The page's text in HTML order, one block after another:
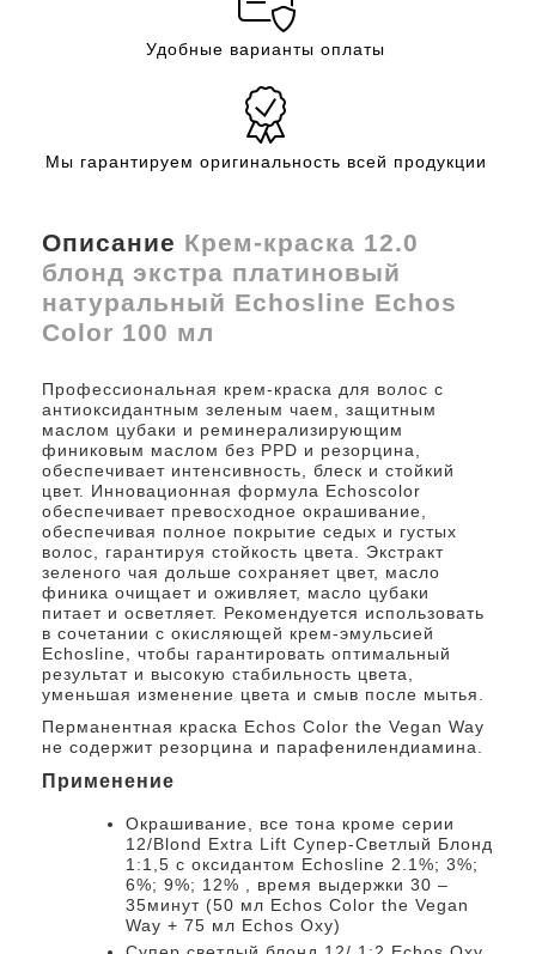
Удобные варианты оплаты
Мы гарантируем оригинальность всей продукции
Описание Крем-краска 12.0
блонд экстра платиновый
натуральный Echosline Echos
Color 100 мл
Профессиональная крем-краска для волос с
антиоксидантным зеленым чаем, защитным
маслом цубаки и реминерализирующим
финиковым маслом без PPD и резорцина,
обеспечивает интенсивность, блеск и стойкий
цвет. Инновационная формула Echoscolor
обеспечивает превосходное окрашивание,
обеспечивая полное покрытие седых и густых
волос, гарантируя стойкость цвета. Экстракт
зеленого чая дольше сохраняет цвет, масло
финика очищает и оживляет, масло цубаки
питает и осветляет. Рекомендуется использовать
в сочетании с окисляющей крем-эмульсией
Echosline, чтобы гарантировать оптимальный
результат и высокую стабильность цвета,
уменьшая изменение цвета и смыв после мытья.
Перманентная краска Echos Color the Vegan Way
не содержит резорцина и парафенилендиамина.
Применение
Окрашивание, все тона кроме серии
12/Blond Extra Lift Супер-Светлый Блонд
1:1,5 с оксидантом Echosline 2.1%; 3%;
6%; 9%; 12% , время выдержки 30 –
35минут (50 мл Echos Color the Vegan
Way + 75 мл Echos Oxy)